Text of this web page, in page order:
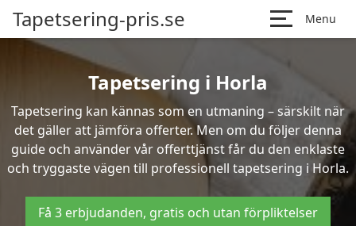
Tapetsering-pris.se Menu
Tapetsering i Horla
Tapetsering kan kännas som en utmaning – särskilt när
det gäller att jämföra offerter. Men om du följer denna
guide och använder vår offerttjänst får du den enklaste
och tryggaste vägen till professionell tapetsering i Horla.
Få 3 erbjudanden, gratis och utan förpliktelser